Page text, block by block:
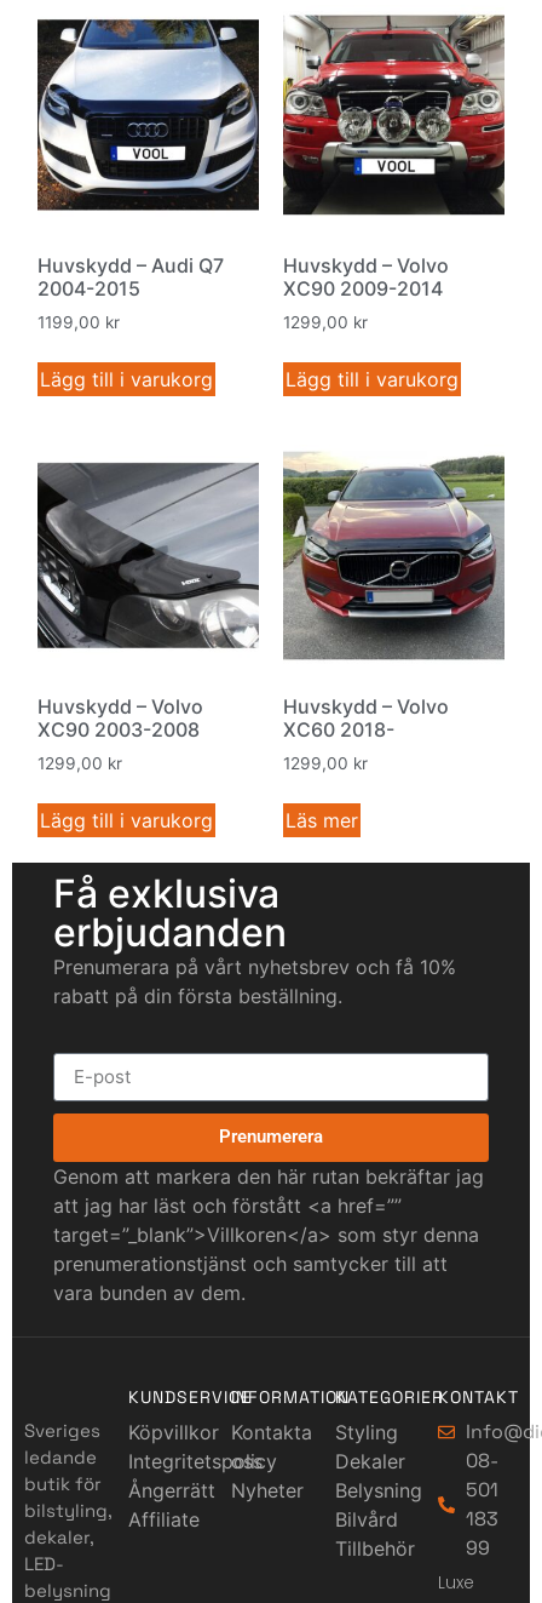
Huvskydd – Audi Q7
2004-2015
1199,00 kr
Lägg till i varukorg
Huvskydd – Volvo
XC90 2009-2014
1299,00 kr
Lägg till i varukorg
Huvskydd – Volvo
XC90 2003-2008
1299,00 kr
Lägg till i varukorg
Huvskydd – Volvo
XC60 2018-
1299,00 kr
Läs mer
Få exklusiva
erbjudanden
Prenumerara på vårt nyhetsbrev och få 10%
rabatt på din första beställning.
Prenumerera
Genom att markera den här rutan bekräftar jag
att jag har läst och förstått <a href=””
target=”_blank”>Villkoren</a> som styr denna
prenumerationstjänst och samtycker till att
vara bunden av dem.
Sveriges
ledande
butik för
bilstyling,
dekaler,
LED-
belysning
KUNDSERVICE
Köpvillkor
Integritetspolicy
Ångerrätt
Affiliate
INFORMATION
Kontakta
oss
Nyheter
KATEGORIER
Styling
Dekaler
Belysning
Bilvård
Tillbehör
KONTAKT
08-
501
183
99
Luxe